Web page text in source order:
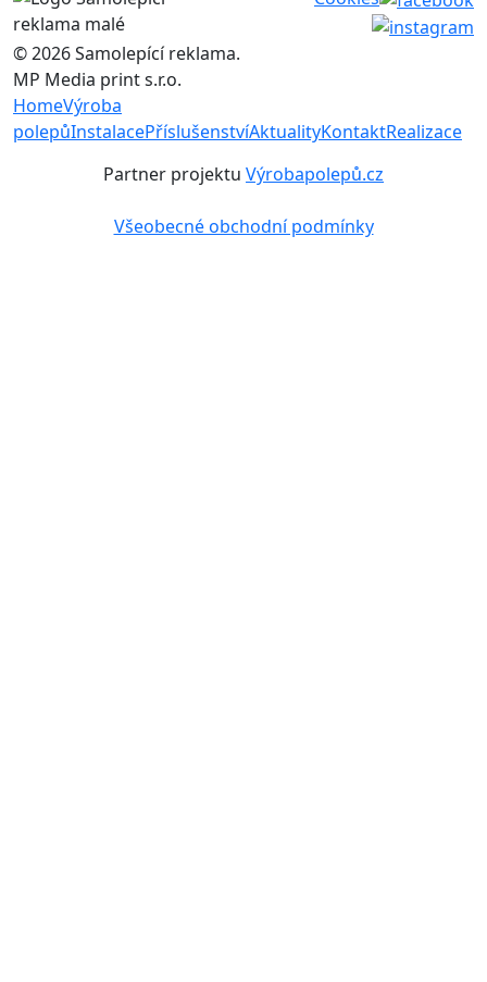
© 2026 Samolepící reklama.
MP Media print s.r.o.
HomeVýroba
polepůInstalacePříslušenstvíAktualityKontaktRealizace
Partner projektu Výrobapolepů.cz
Všeobecné obchodní podmínky